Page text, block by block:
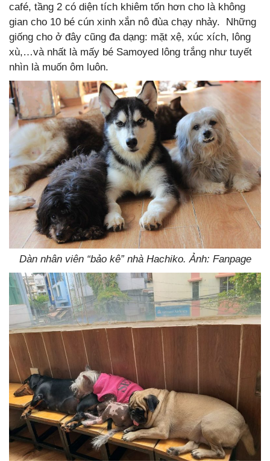
café, tầng 2 có diện tích khiêm tốn hơn cho là không
gian cho 10 bé cún xinh xắn nô đùa chạy nhảy. Những
giống cho ở đây cũng đa dạng: mặt xệ, xúc xích, lông
xù,…và nhất là mấy bé Samoyed lông trắng như tuyết
nhìn là muốn ôm luôn.
Dàn nhân viên “bảo kê” nhà Hachiko. Ảnh: Fanpage